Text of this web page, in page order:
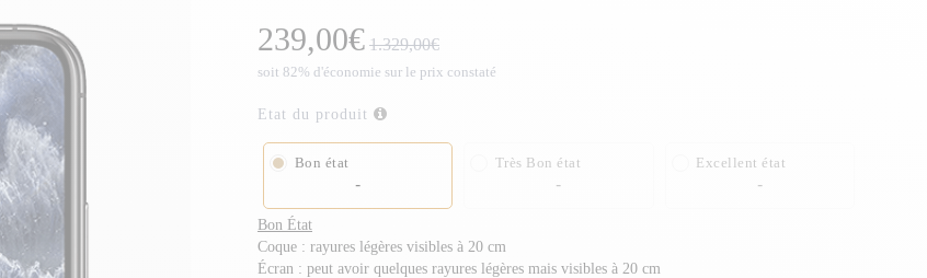
239,00€ 1.329,00€
soit 82% d'économie sur le prix constaté
Etat du produit
Bon état
-
Très Bon état
-
Excellent état
-
Bon État
Coque : rayures légères visibles à 20 cm
Écran : peut avoir quelques rayures légères mais visibles à 20 cm